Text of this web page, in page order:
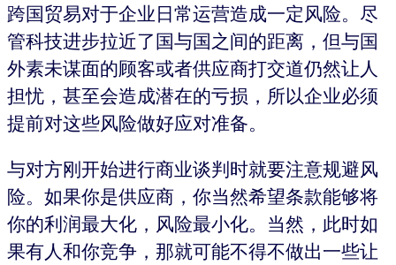
跨国贸易对于企业日常运营造成一定风险。尽
管科技进步拉近了国与国之间的距离，但与国
外素未谋面的顾客或者供应商打交道仍然让人
担忧，甚至会造成潜在的亏损，所以企业必须
提前对这些风险做好应对准备。
与对方刚开始进行商业谈判时就要注意规避风
险。如果你是供应商，你当然希望条款能够将
你的利润最大化，风险最小化。当然，此时如
果有人和你竞争，那就可能不得不做出一些让